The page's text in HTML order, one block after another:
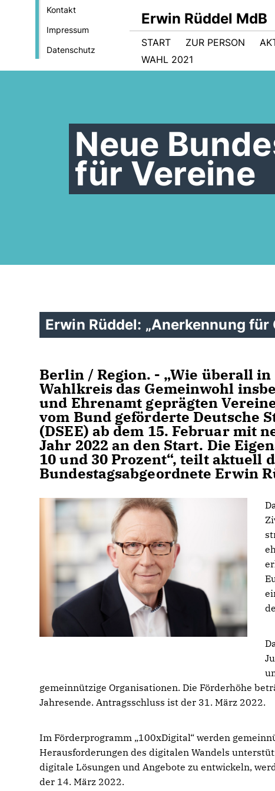
Kontakt
Impressum
Datenschutz
Erwin Rüddel MdB
START ZUR PERSON
WAHL 2021
Neue
für Vereine
Erwin Rüddel: „Anerkennung
Berlin / Region. - „Wie überall
Wahlkreis das Gemeinwohl
und Ehrenamt geprägten
vom Bund geförderte Deutsche
(DSEE) ab dem 15. Februar mit
Jahr 2022 an den Start. Die
10 und 30 Prozent“, teilt aktuell
Bundestagsabgeordnete Erwin
gemeinnützige Organisationen. Die Förderhöhe
Jahresende. Antragsschluss ist der 31. März 2022.
Im Förderprogramm „100xDigital“ werden
Herausforderungen des digitalen Wandels
digitale Lösungen und Angebote zu entwickeln,
der 14. März 2022.